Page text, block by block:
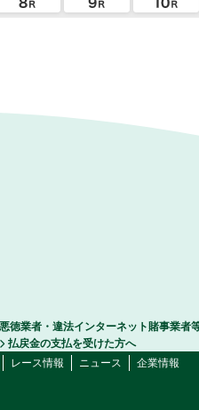
悪徳業者・違法インターネット賭事業者
払戻金の支払を受けた方へ
レース情報 ニュース 企業情報